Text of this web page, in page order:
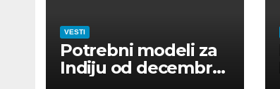
VESTI
Potrebni modeli za
Indiju od decembra